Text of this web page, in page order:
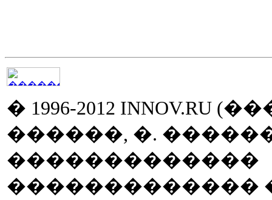
� 1996-2012
������, �.
�������������
������������� ��